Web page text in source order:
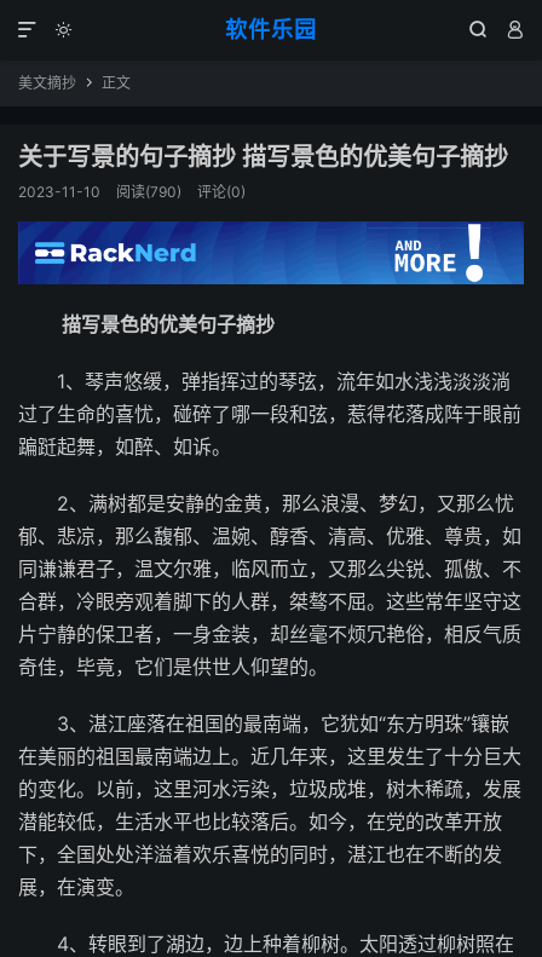
软件乐园 
 

美文摘抄  正文
关于写景的句子摘抄 描写景色的优美句子摘抄
2023-11-10 阅读(790) 评论(0)
描写景色的优美句子摘抄
1、琴声悠缓，弹指挥过的琴弦，流年如水浅浅淡淡淌
过了生命的喜忧，碰碎了哪一段和弦，惹得花落成阵于眼前
蹁跹起舞，如醉、如诉。
2、满树都是安静的金黄，那么浪漫、梦幻，又那么忧
郁、悲凉，那么馥郁、温婉、醇香、清高、优雅、尊贵，如
同谦谦君子，温文尔雅，临风而立，又那么尖锐、孤傲、不
合群，冷眼旁观着脚下的人群，桀骜不屈。这些常年坚守这
片宁静的保卫者，一身金装，却丝毫不烦冗艳俗，相反气质
奇佳，毕竟，它们是供世人仰望的。
3、湛江座落在祖国的最南端，它犹如“东方明珠”镶嵌
在美丽的祖国最南端边上。近几年来，这里发生了十分巨大
的变化。以前，这里河水污染，垃圾成堆，树木稀疏，发展
潜能较低，生活水平也比较落后。如今，在党的改革开放
下，全国处处洋溢着欢乐喜悦的同时，湛江也在不断的发
展，在演变。
4、转眼到了湖边，边上种着柳树。太阳透过柳树照在